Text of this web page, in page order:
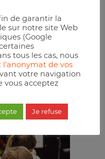
0495/67.81.31
E-mail :
alain.wilkin@gmail.com
Site :
https://extension.ulb.be
de garantir la
sur notre site Web
(Google
tous les cas, nous
de vos
votre navigation
vous acceptez
Je refuse